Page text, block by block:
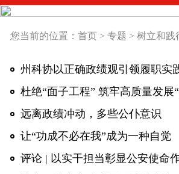
您当前的位置： 首页 > 专题 > 树立和践
州科协以正确政绩观引领履职实
杜绝“面子工程” 筑牢高质量发展
远离政绩冲动，多些公仆意识
让“功成不必在我”成为一种自觉
评论 | 以实干担当彰显公安使命